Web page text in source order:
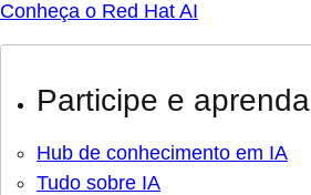
Conheça o Red Hat AI
Participe e aprenda
Hub de conhecimento em IA
Tudo sobre IA